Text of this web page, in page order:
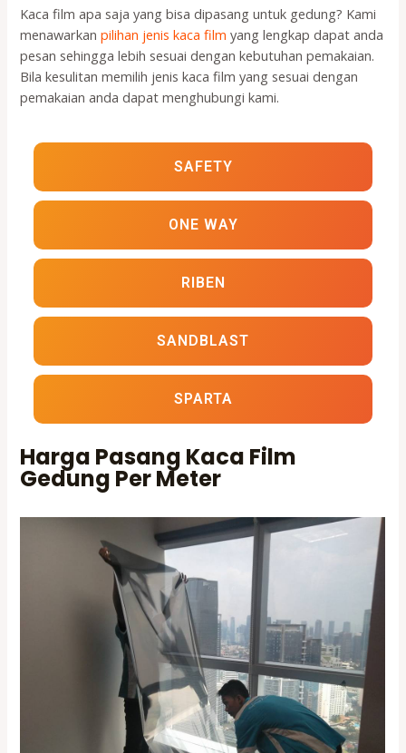
Kaca film apa saja yang bisa dipasang untuk gedung? Kami
menawarkanpilihan jenis kaca film yang lengkap dapat anda
pesan sehingga lebih sesuai dengan kebutuhan pemakaian.
Bila kesulitan memilih jenis kaca film yang sesuai dengan
pemakaian anda dapat menghubungi kami.
SAFETY
ONE WAY
RIBEN
SANDBLAST
SPARTA
Harga Pasang Kaca Film
Gedung Per Meter